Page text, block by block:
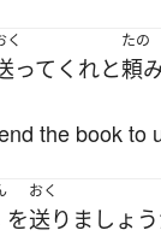
く
って くれと
たの
頼
the book to
を
おく
送り ましょ